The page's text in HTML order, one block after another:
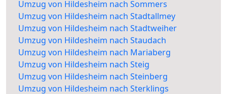
Umzug von Hildesheim nach Sommers
Umzug von Hildesheim nach Stadtallmey
Umzug von Hildesheim nach Stadtweiher
Umzug von Hildesheim nach Staudach
Umzug von Hildesheim nach Mariaberg
Umzug von Hildesheim nach Steig
Umzug von Hildesheim nach Steinberg
Umzug von Hildesheim nach Sterklings